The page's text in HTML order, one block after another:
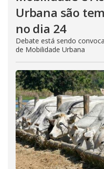
Urbana são
no dia 24
Debate está sendo
de Mobilidade Urbana